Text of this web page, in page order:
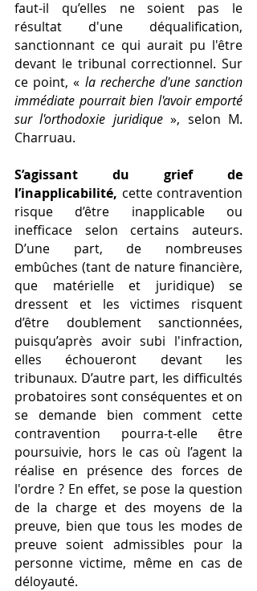
faut-il qu’elles ne soient pas le
résultat d'une déqualification,
sanctionnant ce qui aurait pu l'être
devant le tribunal correctionnel. Sur
ce point, « la recherche d'une sanction
immédiate pourrait bien l'avoir emporté
sur l'orthodoxie juridique », selon M.
Charruau.
S’agissant du grief de
l’inapplicabilité, cette contravention
risque d’être inapplicable ou
inefficace selon certains auteurs.
D’une part, de nombreuses
embûches (tant de nature financière,
que matérielle et juridique) se
dressent et les victimes risquent
d’être doublement sanctionnées,
puisqu’après avoir subi l'infraction,
elles échoueront devant les
tribunaux. D’autre part, les difficultés
probatoires sont conséquentes et on
se demande bien comment cette
contravention pourra-t-elle être
poursuivie, hors le cas où l’agent la
réalise en présence des forces de
l'ordre ? En effet, se pose la question
de la charge et des moyens de la
preuve, bien que tous les modes de
preuve soient admissibles pour la
personne victime, même en cas de
déloyauté.